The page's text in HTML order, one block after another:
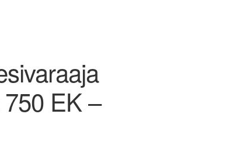
EK –